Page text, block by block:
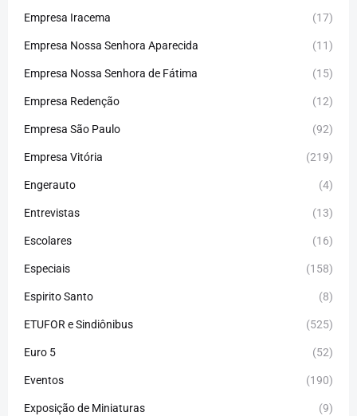
Empresa Iracema (17)
Empresa Nossa Senhora Aparecida (11)
Empresa Nossa Senhora de Fátima (15)
Empresa Redenção (12)
Empresa São Paulo (92)
Empresa Vitória (219)
Engerauto (4)
Entrevistas (13)
Escolares (16)
Especiais (158)
Espirito Santo (8)
ETUFOR e Sindiônibus (525)
Euro 5 (52)
Eventos (190)
Exposição de Miniaturas (9)